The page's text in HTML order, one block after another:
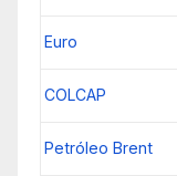
Euro
COLCAP
Petróleo Brent